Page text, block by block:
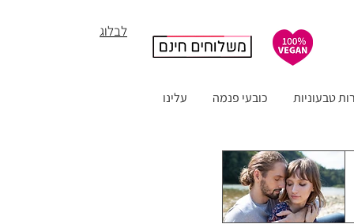
לבלוג
טבעוניות כובעי פנמה עלינו